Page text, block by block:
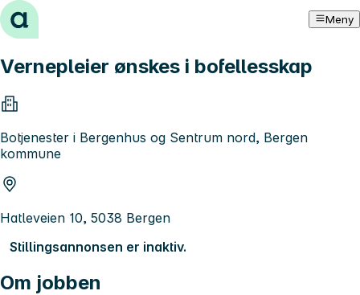
Hopp til innhold Meny
Vernepleier ønskes i bofellesskap
Botjenester i Bergenhus og Sentrum nord, Bergen
kommune
Hatleveien 10, 5038 Bergen
Stillingsannonsen er inaktiv.
Om jobben